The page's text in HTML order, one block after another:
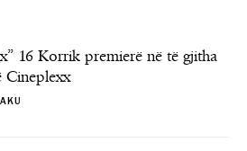
16 Korrik premierë në të gjitha
Cineplexx